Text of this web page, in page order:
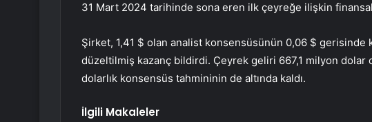
31 Mart 2024 tarihinde sona eren ilk çeyreğe ilişkin finansal
Şirket, 1,41 $ olan analist konsensüsünün 0,06 $ gerisinde
düzeltilmiş kazanç bildirdi. Çeyrek geliri 667,1 milyon
dolarlık konsensüs tahmininin de altında kaldı.
İlgili Makaleler